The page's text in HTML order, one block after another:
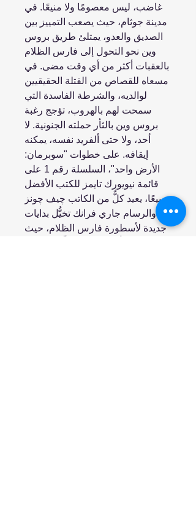
غاضب، ليس معصومًا ولا منيعًا. في
مدينة جوثام، حيث يصعب التمييز بين
الصديق والعدو، يمتلئ طريق بروس
وين نحو التحول إلى فارس الظلام
بالعقبات أكثر من أي وقت مضى. في
مسعاه للقصاص من القتلة الحقيقيين
لوالديه، والشرطة الفاسدة التي
سمحت لهم بالهروب، تؤجج رغبة
بروس وين بالثأر حملته الجنونية. لا
أحد، ولا حتى ألفريد نفسه، يمكنه
إيقافه. على خطوات "سوبرمان:
الأرض واحد"، السلسلة رقم 1 على
قائمة نيويورك تايمز للكتب الأفضل
مبيعًا، يعيد كلٌّ من الكاتب چيف چونز
والرسام جاري فرانك تخيُّل بدايات
جديدة لأسطورة فارس الظلام، حيث